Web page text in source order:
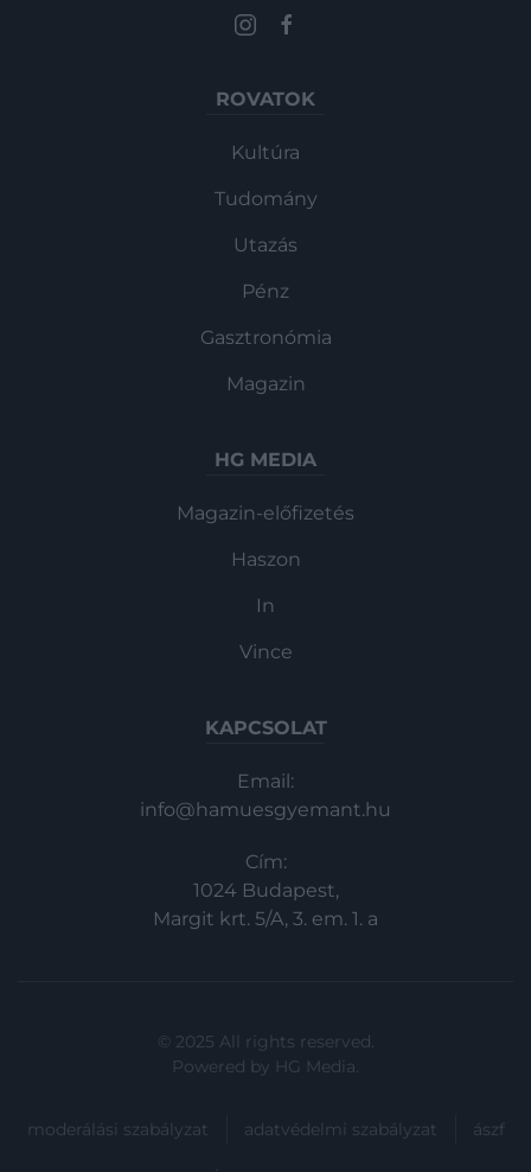
ROVATOK
Kultúra
Tudomány
Utazás
Pénz
Gasztronómia
Magazin
HG MEDIA
Magazin-előfizetés
Haszon
In
Vince
KAPCSOLAT
Email:
info@hamuesgyemant.hu
Cím:
1024 Budapest,
Margit krt. 5/A, 3. em. 1. a
© 2025 All rights reserved.
Powered by HG Media.
moderálási szabályzat adatvédelmi szabályzat ászf